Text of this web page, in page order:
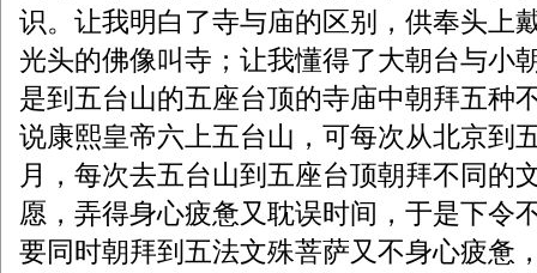
识。让我明白了寺与庙的区别，供奉头上
光头的佛像叫寺；让我懂得了大朝台与小
是到五台山的五座台顶的寺庙中朝拜五种
说康熙皇帝六上五台山，可每次从北京到
月，每次去五台山到五座台顶朝拜不同的
愿，弄得身心疲惫又耽误时间，于是下令
要同时朝拜到五法文殊菩萨又不身心疲惫